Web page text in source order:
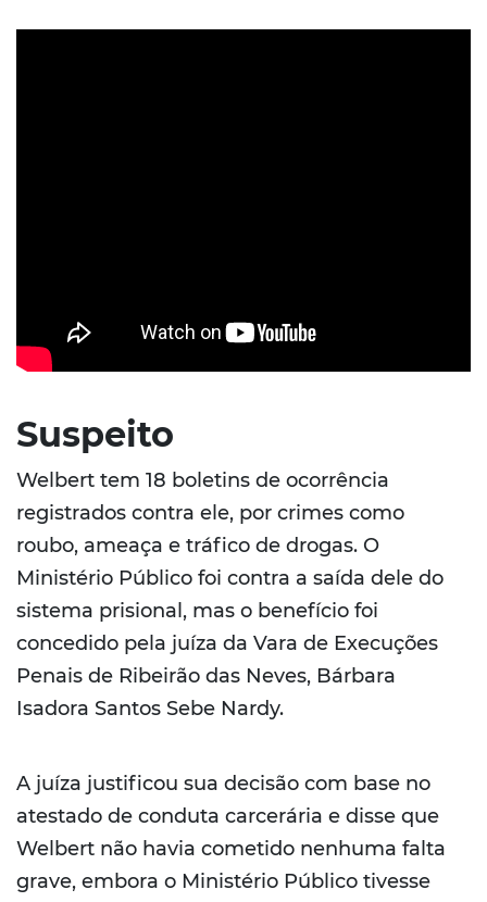
Suspeito
Welbert tem 18 boletins de ocorrência
registrados contra ele, por crimes como
roubo, ameaça e tráfico de drogas. O
Ministério Público foi contra a saída dele do
sistema prisional, mas o benefício foi
concedido pela juíza da Vara de Execuções
Penais de Ribeirão das Neves, Bárbara
Isadora Santos Sebe Nardy.
A juíza justificou sua decisão com base no
atestado de conduta carcerária e disse que
Welbert não havia cometido nenhuma falta
grave, embora o Ministério Público tivesse